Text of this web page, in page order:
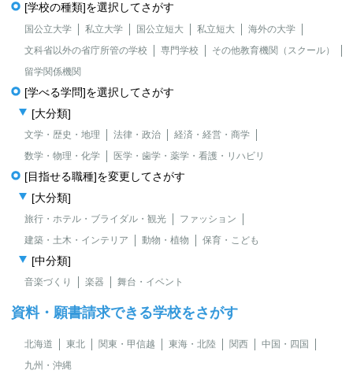
[学校の種類]を選択してさがす
国公立大学 私立大学 国公立短大 私立短大
海外の大学
文科省以外の省庁所管の学校
専門学校
その他教育機関（スクール）
留学関係機関
[学べる学問]を選択してさがす
[大分類]
文学・歴史・地理 法律・政治
経済・経営・商学
数学・物理・化学
医学・歯学・薬学・看護・リハビリ
[目指せる職種]を変更してさがす
[大分類]
旅行・ホテル・ブライダル・観光
ファッション
建築・土木・インテリア
動物・植物 保育・こども
[中分類]
音楽づくり 楽器 舞台・イベント
資料・願書請求できる学校をさがす
北海道 東北 関東・甲信越 東海・北陸 関西
中国・四国
九州・沖縄